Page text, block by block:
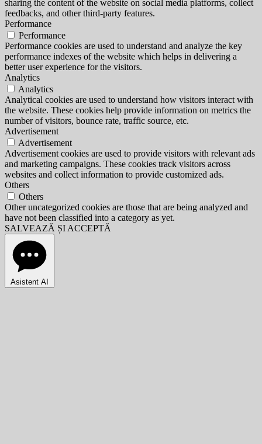
sharing the content of the website on social media platforms, collect
feedbacks, and other third-party features.
Performance
Performance
Performance cookies are used to understand and analyze the key
performance indexes of the website which helps in delivering a
better user experience for the visitors.
Analytics
Analytics
Analytical cookies are used to understand how visitors interact with
the website. These cookies help provide information on metrics the
number of visitors, bounce rate, traffic source, etc.
Advertisement
Advertisement
Advertisement cookies are used to provide visitors with relevant ads
and marketing campaigns. These cookies track visitors across
websites and collect information to provide customized ads.
Others
Others
Other uncategorized cookies are those that are being analyzed and
have not been classified into a category as yet.
SALVEAZĂ ȘI ACCEPTĂ
Asistent AI